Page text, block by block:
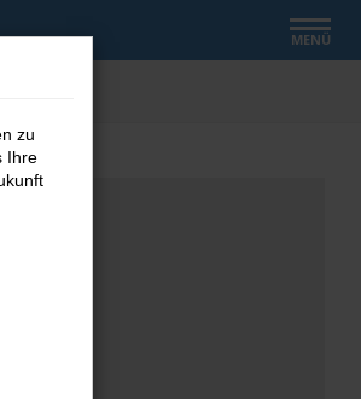
MENÜ
zu
Ihre